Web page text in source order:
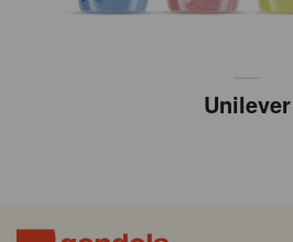
Unilever